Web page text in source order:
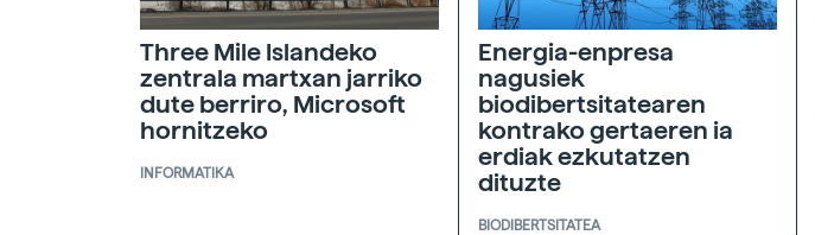
Three Mile Islandeko
zentrala martxan jarriko
dute berriro, Microsoft
hornitzeko
INFORMATIKA
Energia-enpresa
nagusiek
biodibertsitatearen
kontrako gertaeren ia
erdiak ezkutatzen
dituzte
BIODIBERTSITATEA